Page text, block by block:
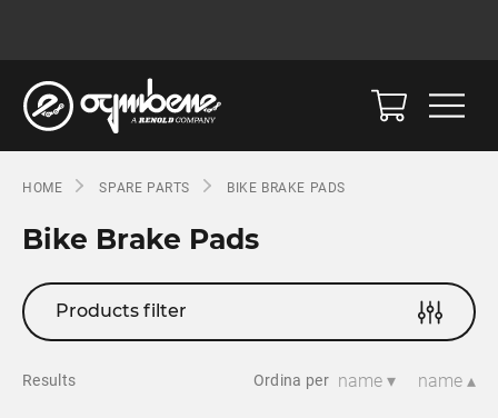
HOME SPARE PARTS BIKE BRAKE PADS
Bike Brake Pads
Products filter
Results Ordina per name ▾ name ▴